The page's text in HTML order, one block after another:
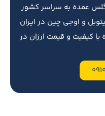
عمده به سراسر کشور
و اوجی چین در ایران
کیفیت و قیمت ارزان در